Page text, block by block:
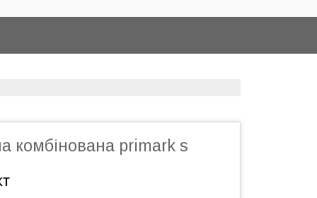
комбінована primark s